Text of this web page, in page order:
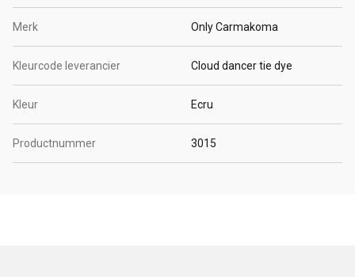
Merk Only Carmakoma
Kleurcode leverancier Cloud dancer tie dye
Kleur Ecru
Productnummer 3015